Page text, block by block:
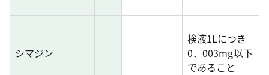
シマジン
検液1Lにつき
0．003mg以下
であること